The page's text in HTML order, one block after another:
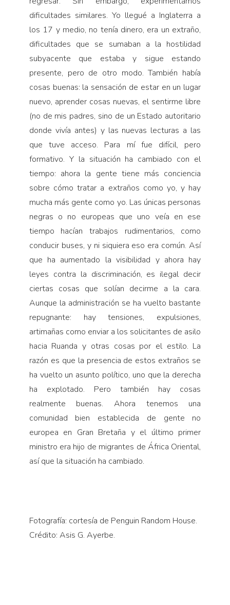
dificultades similares. Yo llegué a Inglaterra a
los 17 y medio, no tenía dinero, era un extraño,
dificultades que se sumaban a la hostilidad
subyacente que estaba y sigue estando
presente, pero de otro modo. También había
cosas buenas: la sensación de estar en un lugar
nuevo, aprender cosas nuevas, el sentirme libre
(no de mis padres, sino de un Estado autoritario
donde vivía antes) y las nuevas lecturas a las
que tuve acceso. Para mí fue difícil, pero
formativo. Y la situación ha cambiado con el
tiempo: ahora la gente tiene más conciencia
sobre cómo tratar a extraños como yo, y hay
mucha más gente como yo. Las únicas personas
negras o no europeas que uno veía en ese
tiempo hacían trabajos rudimentarios, como
conducir buses, y ni siquiera eso era común. Así
que ha aumentado la visibilidad y ahora hay
leyes contra la discriminación, es ilegal decir
ciertas cosas que solían decirme a la cara.
Aunque la administración se ha vuelto bastante
repugnante: hay tensiones, expulsiones,
artimañas como enviar a los solicitantes de asilo
hacia Ruanda y otras cosas por el estilo. La
razón es que la presencia de estos extraños se
ha vuelto un asunto político, uno que la derecha
ha explotado. Pero también hay cosas
realmente buenas. Ahora tenemos una
comunidad bien establecida de gente no
europea en Gran Bretaña y el último primer
ministro era hijo de migrantes de África Oriental,
así que la situación ha cambiado.
Fotografía: cortesía de Penguin Random House.
Crédito: Asis G. Ayerbe.